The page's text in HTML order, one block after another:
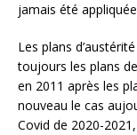
jamais été
Les plans
toujours les plans
en 2011 après les
nouveau le cas
Covid de 2020-